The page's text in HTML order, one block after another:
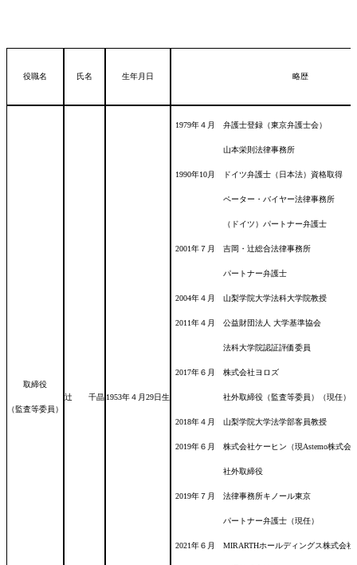
役職名 氏名 生年月日 略歴
取締役
（監査等委員）
辻 千晶 1953年４月29日生
1979年４月 弁護士登録（東京弁護士会）
山本栄則法律事務所
1990年10月 ドイツ弁護士（日本法）資格取得
ペーター・バイヤー法律事務所
（ドイツ）パートナー弁護士
2001年７月 吉岡・辻総合法律事務所
パートナー弁護士
2004年４月 山梨学院大学法科大学院教授
2011年４月 公益財団法人 大学基準協会
法科大学院認証評価委員
2017年６月 株式会社ヨロズ
社外取締役（監査等委員）（現任）
2018年４月 山梨学院大学法学部客員教授
2019年６月 株式会社ケーヒン（現Astemo株式会
社外取締役
2019年７月 法律事務所キノール東京
パートナー弁護士（現任）
2021年６月 MIRARTHホールディングス株式会社